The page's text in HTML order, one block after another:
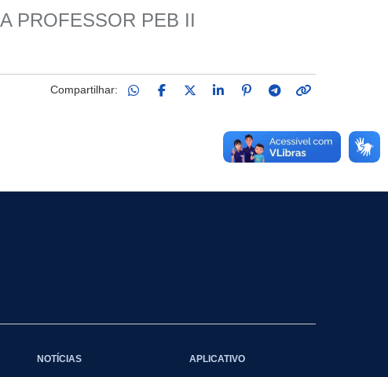
PROFESSOR PEB II
Compartilhar:
NOTÍCIAS APLICATIVO